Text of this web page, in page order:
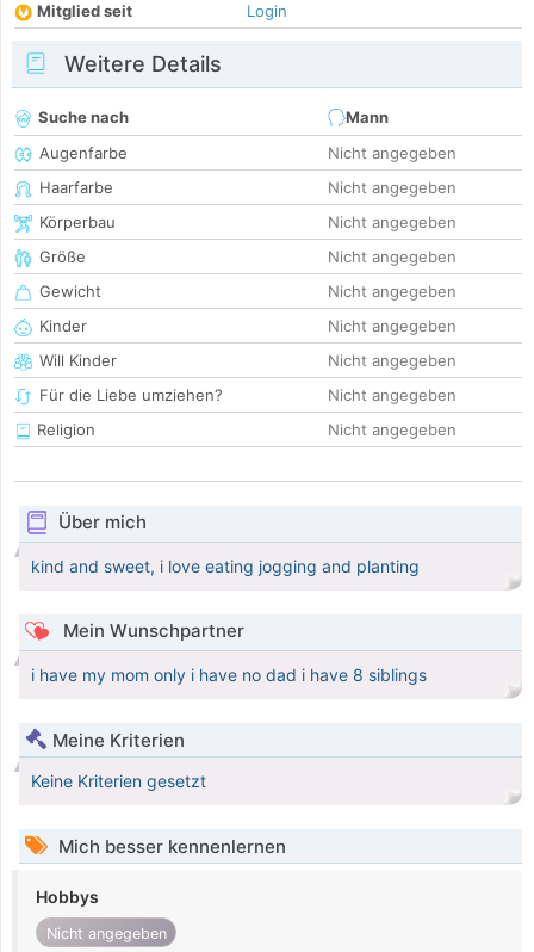
Mitglied seit
Login
Weitere Details
Suche nach
Mann
Augenfarbe
Nicht angegeben
Haarfarbe
Nicht angegeben
Körperbau
Nicht angegeben
Größe
Nicht angegeben
Gewicht
Nicht angegeben
Kinder
Nicht angegeben
Will Kinder
Nicht angegeben
Für die Liebe umziehen?
Nicht angegeben
Religion
Nicht angegeben
Über mich
kind and sweet, i love eating jogging and planting
Mein Wunschpartner
i have my mom only i have no dad i have 8 siblings
Meine Kriterien
Keine Kriterien gesetzt
Mich besser kennenlernen
Hobbys
Nicht angegeben